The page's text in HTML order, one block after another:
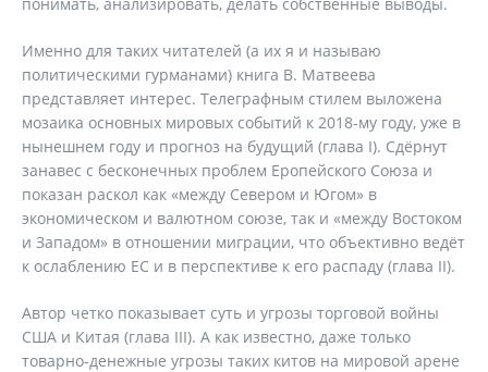
Именно для таких читателей (а их я и называю
политическими гурманами) книга В. Матвеева
представляет интерес. Телеграфным стилем выложена
мозаика основных мировых событий к 2018-му году, уже в
нынешнем году и прогноз на будущий (глава I). Сдёрнут
занавес с бесконечных проблем Еропейского Союза и
показан раскол как «между Севером и Югом» в
экономическом и валютном союзе, так и «между Востоком
и Западом» в отношении миграции, что объективно ведёт
к ослаблению ЕС и в перспективе к его распаду (глава II).
Автор четко показывает суть и угрозы торговой войны
США и Китая (глава III). А как известно, даже только
товарно-денежные угрозы таких китов на мировой арене